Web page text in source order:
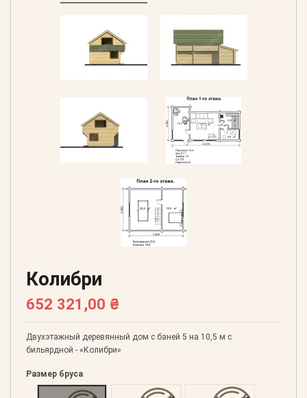
Колибри
652 321,00 ₴
Двухэтажный деревянный дом с баней 5 на 10,5 м с
бильярдной - «Колибри»
Размер бруса
Оцилиндрованний 160Оцилиндрованний 180Оцилиндрованний